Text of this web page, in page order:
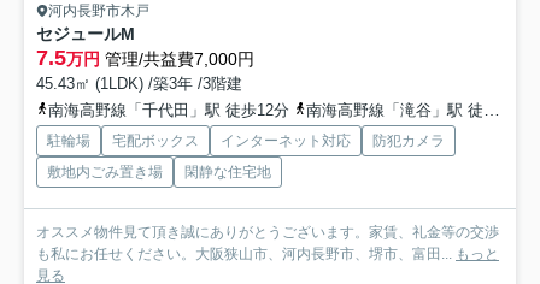
河内長野市木戸
セジュールM
7.5万円 管理/共益費7,000円
45.43㎡ (1LDK) /築3年 /3階建
南海高野線「千代田」駅 徒歩12分
南海高野線「滝谷」駅 徒歩11分
駐輪場 宅配ボックス インターネット対応
防犯カメラ
敷地内ごみ置き場
閑静な住宅地
オススメ物件見て頂き誠にありがとうございます。家賃、礼金等の交渉
も私にお任せください。大阪狭山市、河内長野市、堺市、富田...
もっと
見る